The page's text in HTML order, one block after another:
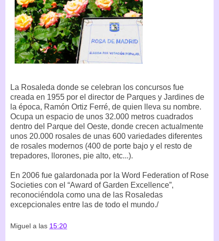
La Rosaleda donde se celebran los concursos fue
creada en 1955 por el director de Parques y Jardines de
la época, Ramón Ortiz Ferré, de quien lleva su nombre.
Ocupa un espacio de unos 32.000 metros cuadrados
dentro del Parque del Oeste, donde crecen actualmente
unos 20.000 rosales de unas 600 variedades diferentes
de rosales modernos (400 de porte bajo y el resto de
trepadores, llorones, pie alto, etc...).
En 2006 fue galardonada por la Word Federation of Rose
Societies con el “Award of Garden Excellence”,
reconociéndola como una de las Rosaledas
excepcionales entre las de todo el mundo./
Miguel a las 15:20